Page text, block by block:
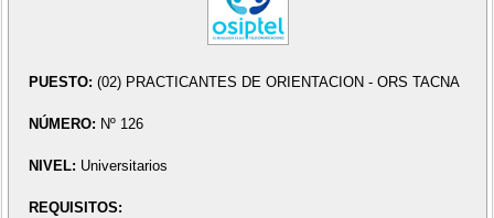
PUESTO: (02) PRACTICANTES DE ORIENTACION - ORS TACNA
NÚMERO: Nº 126
NIVEL: Universitarios
REQUISITOS: